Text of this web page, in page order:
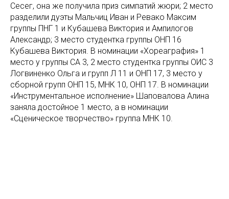
Сесег, она же получила приз симпатий жюри; 2 место
разделили дуэты Мальчиц Иван и Ревако Максим
группы ПНГ 1 и Кубашева Виктория и Ампилогов
Александр; 3 место студентка группы ОНП 16
Кубашева Виктория. В номинации «Хореаграфия» 1
место у группы СА 3, 2 место студентка группы ОИС 3
Логвиненко Ольга и групп Л 11 и ОНП 17, 3 место у
сборной групп ОНП 15, МНК 10, ОНП 17. В номинации
«Инструментальное исполнение» Шаповалова Алина
заняла достойное 1 место, а в номинации
«Сценическое творчество» группа МНК 10.